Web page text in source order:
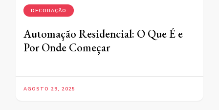
DECORAÇÃO
Automação Residencial: O Que É e
Por Onde Começar
AGOSTO 29, 2025